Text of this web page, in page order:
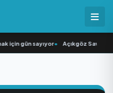
için gün sayıyor• Açıkgöz